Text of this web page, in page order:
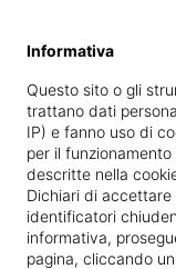
Vedi le
Informativa
Questo sito o gli
trattano dati
IP) e fanno uso di
per il
descritte nella
Dichiari di accettare
identificatori
informativa,
pagina, cliccando